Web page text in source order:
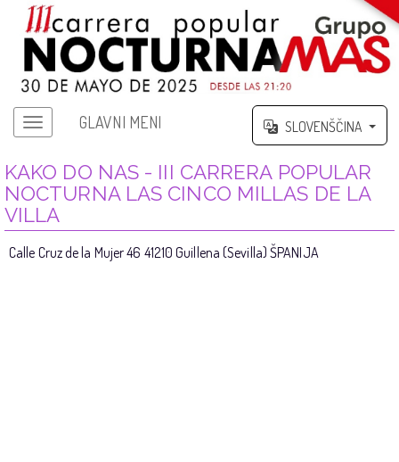
GLAVNI MENI SLOVENŠČINA
KAKO DO NAS - III CARRERA POPULAR
NOCTURNA LAS CINCO MILLAS DE LA
VILLA
Calle Cruz de la Mujer 46 41210 Guillena (Sevilla) ŠPANIJA